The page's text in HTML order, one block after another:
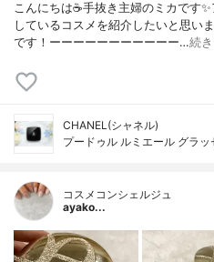
こんにちは☕手抜き主婦のミカです
しているコスメを紹介したいと思い
です！ーーーーーーーーーーー…続
CHANEL(シャネル)
プードゥル ルミエール グラッ
コスメコンシェルジュ
ayako...